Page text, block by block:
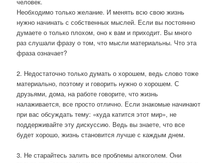
Необходимо только желание. И менять всю свою жизнь
нужно начинать с собственных мыслей. Если вы постоянно
думаете о только плохом, оно к вам и приходит. Вы много
раз слушали фразу о том, что мысли материальны. Что эта
фраза означает?
2. Недостаточно только думать о хорошем, ведь слово тоже
материально, поэтому и говорить нужно о хорошем. С
друзьями, дома, на работе говорите, что жизнь
налаживается, все просто отлично. Если знакомые начинают
при вас обсуждать тему: «куда катится этот мир», не
поддерживайте эту дискуссию. Ведь вы знаете, что все
будет хорошо, жизнь становится лучше с каждым днем.
3. Не старайтесь залить все проблемы алкоголем. Они